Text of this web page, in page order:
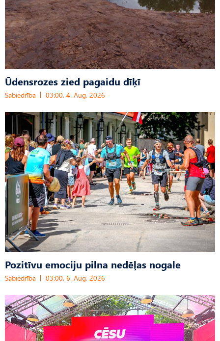
Ūdensrozes zied pagaidu dīķī
Sabiedrība 03:00, 4. Aug, 2026
Pozitīvu emociju pilna nedēļas nogale
Sabiedrība 03:00, 6. Aug, 2026